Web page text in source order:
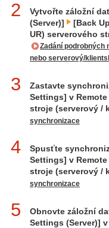
2
Vytvořte záložní
(Server)]
[Back
UR) serverového
Zadání podrobných
nebo serverový/
3
Zastavte
Settings] v Remote
stroje (serverový /
synchronizace
4
Spusťte
Settings] v Remote
stroje (serverový /
synchronizace
5
Obnovte záložní
Settings (Server)]